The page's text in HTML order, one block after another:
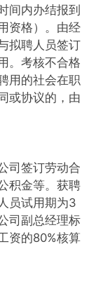
间内办结报到
资格）。由经
拟聘人员签订
。考核不合格
用的社会在职
或协议的，由
司签订劳动合
积金等。获聘
员试用期为3
司副总经理标
资的80%核算